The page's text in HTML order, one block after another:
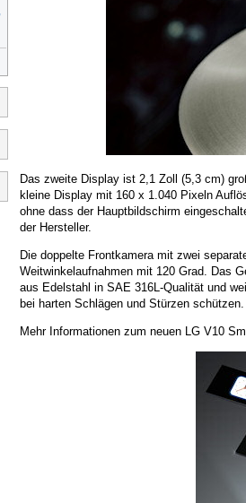
Das zweite Display ist 2,1 Zoll (5,3 cm)
kleine Display mit 160 x 1.040 Pixeln
ohne dass der Hauptbildschirm
der Hersteller.
Die doppelte Frontkamera mit zwei
Weitwinkelaufnahmen mit 120 Grad. Das
aus Edelstahl in SAE 316L-Qualität und
bei harten Schlägen und Stürzen schützen.
Mehr Informationen zum neuen LG V10